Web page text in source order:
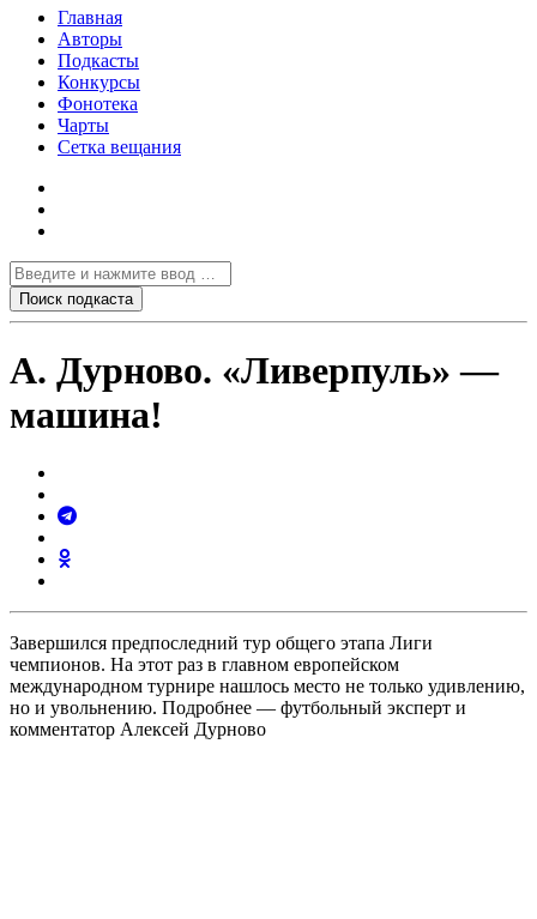
Главная
Авторы
Подкасты
Конкурсы
Фонотека
Чарты
Сетка вещания
А. Дурново. «Ливерпуль» —
машина!
Завершился предпоследний тур общего этапа Лиги
чемпионов. На этот раз в главном европейском
международном турнире нашлось место не только удивлению,
но и увольнению. Подробнее — футбольный эксперт и
комментатор Алексей Дурново